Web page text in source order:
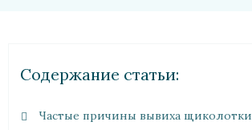
Cодержание статьи:
Частые причины вывиха щиколотки